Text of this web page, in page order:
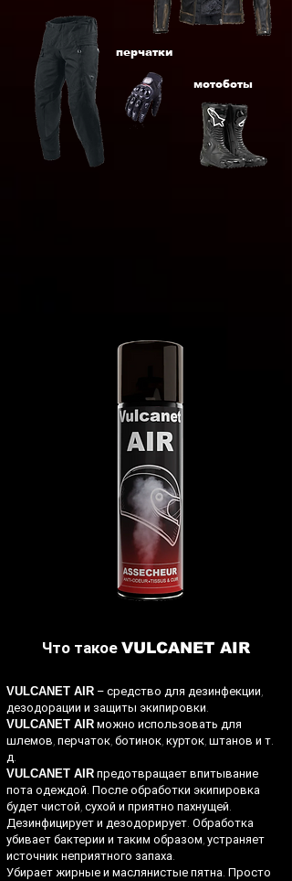
мотоботы
перчатки
VULCANET AIR – средство для дезинфекции,
дезодорации и защиты экипировки.
VULCANET AIR можно использовать для
шлемов, перчаток, ботинок, курток, штанов и т.
д.
VULCANET AIR предотвращает впитывание
пота одеждой. После обработки экипировка
будет чистой, сухой и приятно пахнущей.
Дезинфицирует и дезодорирует. Обработка
убивает бактерии и таким образом, устраняет
источник неприятного запаха.
Убирает жирные и маслянистые пятна. Просто
Что такое VULCANET AIR